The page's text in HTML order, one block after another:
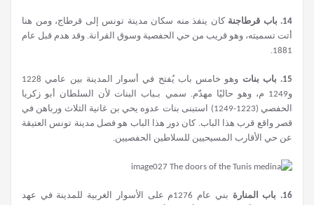
14. باب قرطاجنة كان ينفذ منه سكان مدينة تونس إلى قرطاج، ومن هنا
أتت تسميته، وهو قريب من حي الحفصية وسوق القرانة. وقد هدم قبل عام
1881.
15. باب بنات
وهو خامس باب يُفتح في أسوار المدينة بين عامي 1228
و1249 م، وهو حاليًا مهدّم. سمي بـباب البنات لأن السلطان أبو زكريا
الحفصي (1223-1249) استبنى بنات عدوه يحي بن غانية الثلاث ورباهن في
قصر واقع قرب هذا الباب. كان دور هذا الباب هو فصل مدينة تونس العتيقة
عن حي الأقارب المسيحيين للسلاطين الحفصيين.
16. باب المنارة
بني عام 1276م على الأسوار الغربية للمدينة في عهد